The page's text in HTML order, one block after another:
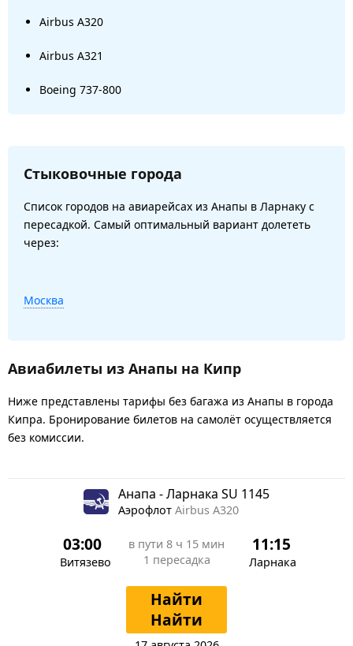
Airbus A320
Airbus A321
Boeing 737-800
Стыковочные города
Список городов на авиарейсах из Анапы в Ларнаку с
пересадкой. Самый оптимальный вариант долететь
через:
Москва
Авиабилеты из Анапы на Кипр
Ниже представлены тарифы без багажа из Анапы в города
Кипра. Бронирование билетов на самолёт осуществляется
без комиссии.
Анапа - Ларнака SU 1145
Аэрофлот Airbus A320
03:00
Витязево
в пути 8 ч 15 мин
1 пересадка
11:15
Ларнака
Найти
Найти